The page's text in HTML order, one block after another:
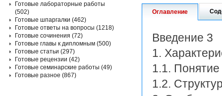
Оглавление
Введение 3
1.
1.1.
1.2.
Готовые лабораторные работы
(502)
Готовые шпаргалки (462)
Готовые ответы на вопросы (1218)
Готовые сочинения (72)
Готовые главы к дипломным (500)
Готовые статьи (297)
Готовые рецензии (42)
Готовые семинарские работы (49)
Готовые разное (867)